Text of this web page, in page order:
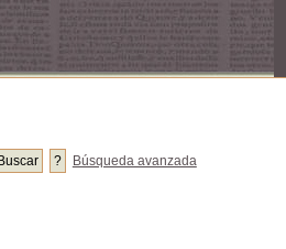
Búsqueda avanzada